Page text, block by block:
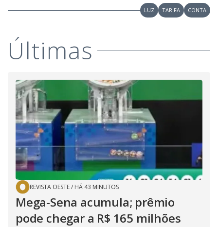
LUZ TARIFA CONTA
Últimas
REVISTA OESTE/ HÁ 43 MINUTOS
Mega-Sena acumula; prêmio
pode chegar a R$ 165 milhões